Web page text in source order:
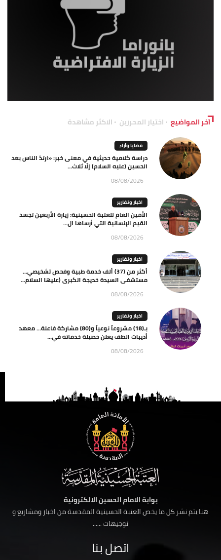
آخر المواضيع اختيار المحررين الاكثر مشاهدة
قضايا وآراء
دراسة كلامية حديثية في معنى خبر: «ارتدّ الناس بعد
الحسين (عليه السلام) إلّا ثلاث...
08/08/2026
اخبار وتقارير
الأمين العام للعتبة الحسينية: زيارة الأربعين تجسد
القيم الإنسانية التي أرساها ال...
08/08/2026
اخبار وتقارير
أكثر من (37) ألف خدمة طبية وفحص تشخيصي…
مستشفى السيدة خديجة الكبرى (عليها السلام...
08/08/2026
اخبار وتقارير
بـ(18) مشروعاً نوعياً و(80) مشاركة فاعلة… معهد
أديبات الطف يعلن حصيلة خدماته في...
08/08/2026
بوابة الامام الحسين الالكترونية
هنا يتم نشر كل ما يخص العتبة الحسينية المقدسة من اخبار ومشاريع و
توجيهات ......
اتصل بنا